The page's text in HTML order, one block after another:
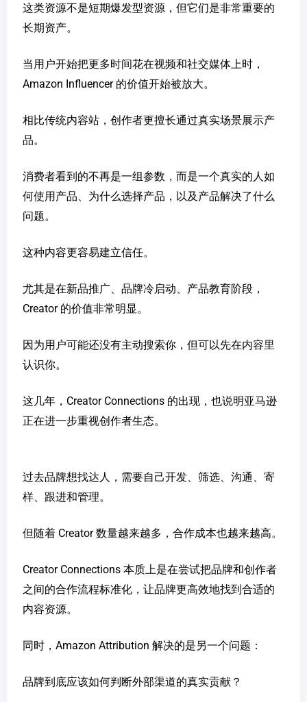
这类资源不是短期爆发型资源，但它们是非常重要的
长期资产。
当用户开始把更多时间花在视频和社交媒体上时，
Amazon Influencer 的价值开始被放大。
相比传统内容站，创作者更擅长通过真实场景展示产
品。
消费者看到的不再是一组参数，而是一个真实的人如
何使用产品、为什么选择产品，以及产品解决了什么
问题。
这种内容更容易建立信任。
尤其是在新品推广、品牌冷启动、产品教育阶段，
Creator 的价值非常明显。
因为用户可能还没有主动搜索你，但可以先在内容里
认识你。
这几年，Creator Connections 的出现，也说明亚马逊
正在进一步重视创作者生态。
过去品牌想找达人，需要自己开发、筛选、沟通、寄
样、跟进和管理。
但随着 Creator 数量越来越多，合作成本也越来越高。
Creator Connections 本质上是在尝试把品牌和创作者
之间的合作流程标准化，让品牌更高效地找到合适的
内容资源。
同时，Amazon Attribution 解决的是另一个问题：
品牌到底应该如何判断外部渠道的真实贡献？